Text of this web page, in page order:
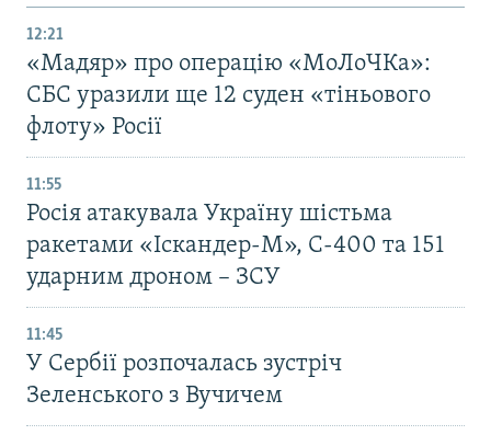
12:21
«Мадяр» про операцію «МоЛоЧКа»:
СБС уразили ще 12 суден «тіньового
флоту» Росії
11:55
Росія атакувала Україну шістьма
ракетами «Іскандер-М», С-400 та 151
ударним дроном – ЗСУ
11:45
У Сербії розпочалась зустріч
Зеленського з Вучичем